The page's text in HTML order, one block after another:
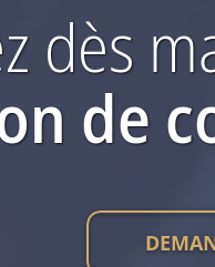
dès
de